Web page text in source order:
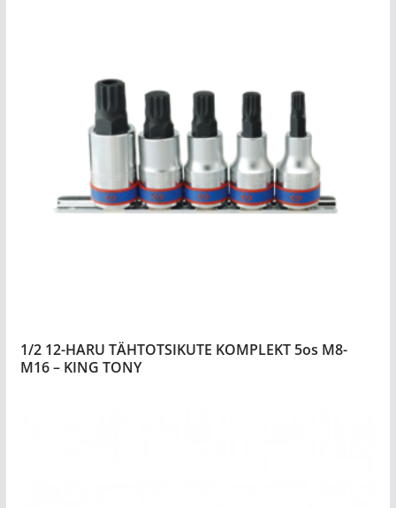
1/2 12-HARU TÄHTOTSIKUTE KOMPLEKT 5os M8-
M16 – KING TONY